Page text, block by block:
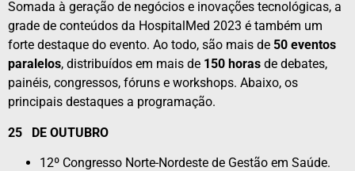
Somada à geração de negócios e inovações tecnológicas, a
grade de conteúdos da HospitalMed 2023 é também um
forte destaque do evento. Ao todo, são mais de 50 eventos
paralelos, distribuídos em mais de 150 horas de debates,
painéis, congressos, fóruns e workshops. Abaixo, os
principais destaques a programação.
25 DE OUTUBRO
12º Congresso Norte-Nordeste de Gestão em Saúde.